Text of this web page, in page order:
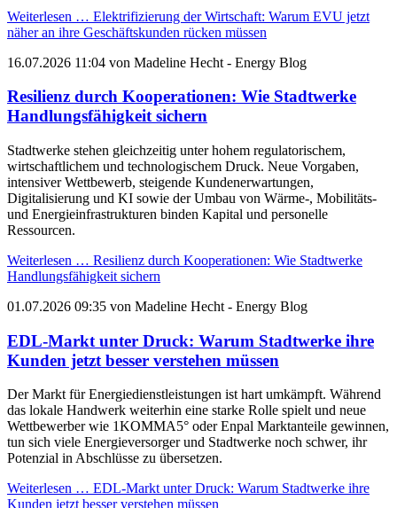
Weiterlesen … Elektrifizierung der Wirtschaft: Warum EVU jetzt
näher an ihre Geschäftskunden rücken müssen
16.07.2026 11:04 von Madeline Hecht - Energy Blog
Resilienz durch Kooperationen: Wie Stadtwerke
Handlungsfähigkeit sichern
Stadtwerke stehen gleichzeitig unter hohem regulatorischem,
wirtschaftlichem und technologischem Druck. Neue Vorgaben,
intensiver Wettbewerb, steigende Kundenerwartungen,
Digitalisierung und KI sowie der Umbau von Wärme-, Mobilitäts-
und Energieinfrastrukturen binden Kapital und personelle
Ressourcen.
Weiterlesen … Resilienz durch Kooperationen: Wie Stadtwerke
Handlungsfähigkeit sichern
01.07.2026 09:35 von Madeline Hecht - Energy Blog
EDL-Markt unter Druck: Warum Stadtwerke ihre
Kunden jetzt besser verstehen müssen
Der Markt für Energiedienstleistungen ist hart umkämpft. Während
das lokale Handwerk weiterhin eine starke Rolle spielt und neue
Wettbewerber wie 1KOMMA5° oder Enpal Marktanteile gewinnen,
tun sich viele Energieversorger und Stadtwerke noch schwer, ihr
Potenzial in Abschlüsse zu übersetzen.
Weiterlesen … EDL-Markt unter Druck: Warum Stadtwerke ihre
Kunden jetzt besser verstehen müssen